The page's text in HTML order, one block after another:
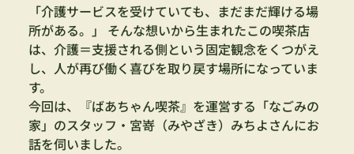
「介護サービスを受けていても、まだまだ輝ける場
所がある。」 そんな想いから生まれたこの喫茶店
は、介護＝支援される側という固定観念をくつがえ
し、人が再び働く喜びを取り戻す場所になっていま
す。
今回は、『ばあちゃん喫茶』を運営する「なごみの
家」のスタッフ・宮嵜（みやざき）みちよさんにお
話を伺いました。